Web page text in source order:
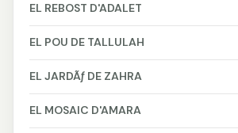
EL REBOST D'ADALET
EL POU DE TALLULAH
EL JARDÃƒ DE ZAHRA
EL MOSAIC D'AMARA